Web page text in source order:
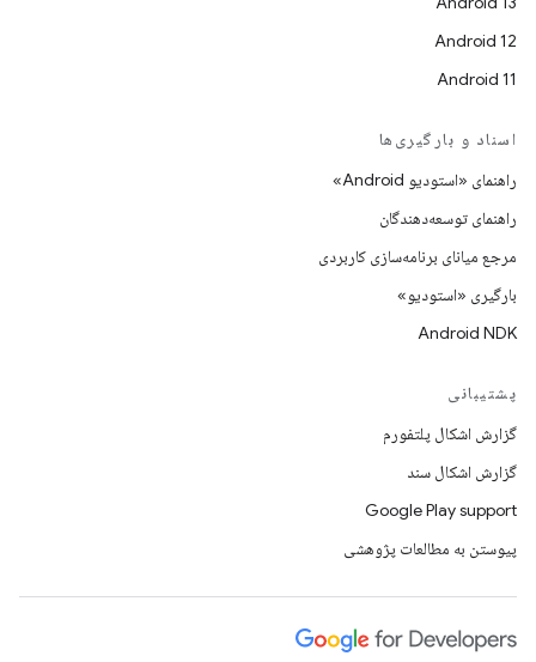
Android 12
Android 11
اسناد و بارگیری‌ها
راهنمای «استودیو Android»
راهنمای توسعه‌دهندگان
مرجع میانای برنامه‌سازی کاربردی
بارگیری «استودیو»
Android NDK
پشتیبانی
گزارش اشکال پلتفورم
گزارش اشکال سند
Google Play support
پیوستن به مطالعات پژوهشی